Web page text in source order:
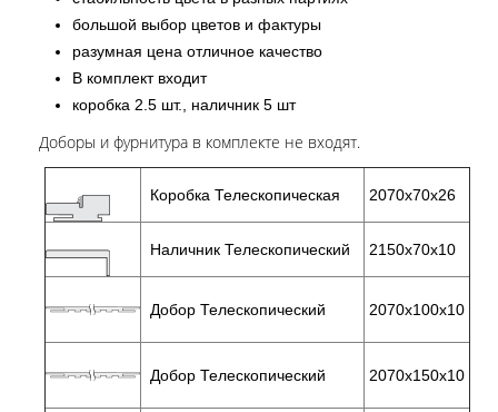
большой выбор цветов и фактуры
разумная цена отличное качество
В комплект входит
коробка 2.5 шт., наличник 5 шт
Доборы и фурнитура в комплекте не входят.
Коробка Телескопическая 2070х70х26
Наличник Телескопический 2150х70х10
Добор Телескопический 2070х100х10
Добор Телескопический 2070х150х10